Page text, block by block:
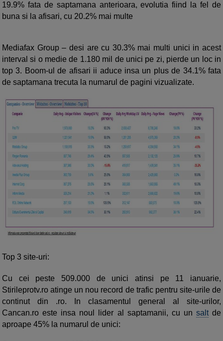
19.9% fata de saptamana anterioara, evolutia fiind la fel de
buna si la afisari, cu 20.2% mai multe
Mediafax Group – desi are cu 30.3% mai multi unici in acest
interval si o medie de 1.180 mil de unici pe zi, pierde un loc in
top 3. Boom-ul de afisari ii aduce insa un plus de 34.1% fata
de saptamana trecuta la numarul de pagini vizualizate.
Top 3 site-uri:
Cu cei peste 509.000 de unici atinsi pe 11 ianuarie,
Stirileprotv.ro atinge un nou record de trafic pentru site-urile de
continut din .ro. In clasamentul general al site-urilor,
Cancan.ro este insa noul lider al saptamanii, cu un saltde
aproape 45% la numarul de unici: